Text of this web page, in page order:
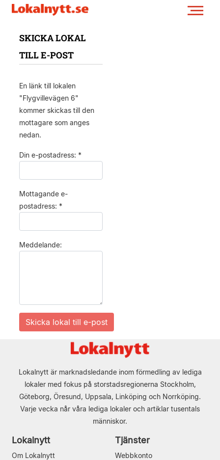
SKICKA LOKAL
TILL E-POST
En länk till lokalen
"Flygvillevägen 6"
kommer skickas till den
mottagare som anges
nedan.
Din e-postadress: *
Mottagande e-
postadress: *
Meddelande:
Lokalnytt är marknadsledande inom förmedling av lediga
lokaler med fokus på storstadsregionerna Stockholm,
Göteborg, Öresund, Uppsala, Linköping och Norrköping.
Varje vecka når våra lediga lokaler och artiklar tusentals
människor.
Lokalnytt
Om Lokalnytt
Tjänster
Webbkonto